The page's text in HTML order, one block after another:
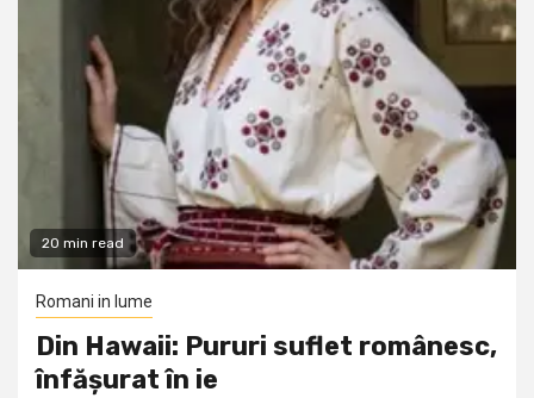
20 min read
Romani in lume
Din Hawaii: Pururi suflet românesc,
înfășurat în ie